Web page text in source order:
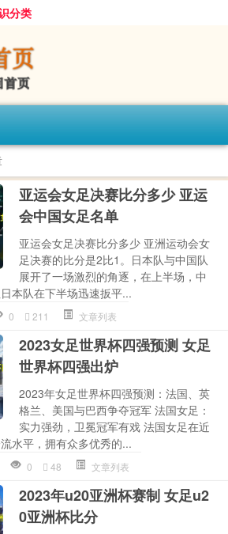
分类
亚运会女足决赛比分多少 亚运
会中国女足名单
亚运会女足决赛比分多少 亚洲运动会女
足决赛的比分是2比1。日本队与中国队
展开了一场激烈的角逐，在上半场，中
本队在下半场迅速扳平...
0 211 文章列表
2023女足世界杯四强预测 女足
世界杯四强出炉
2023年女足世界杯四强预测：法国、英
格兰、美国与巴西争夺冠军 法国女足：
实力强劲，卫冕冠军有戏 法国女足在近
水平，拥有众多优秀的...
0 48 文章列表
2023年u20亚洲杯赛制 女足u2
0亚洲杯比分